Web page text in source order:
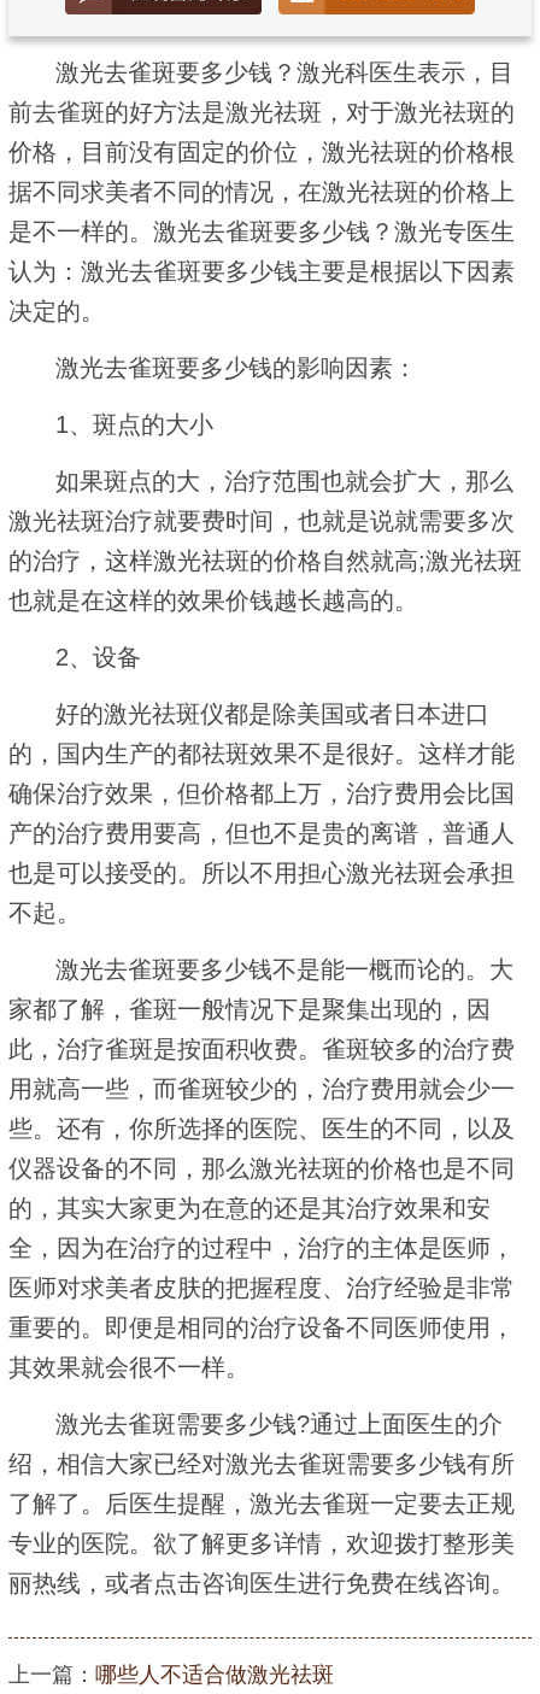
激光去雀斑要多少钱？激光科医生表示，目
前去雀斑的好方法是激光祛斑，对于激光祛斑的
价格，目前没有固定的价位，激光祛斑的价格根
据不同求美者不同的情况，在激光祛斑的价格上
是不一样的。激光去雀斑要多少钱？激光专医生
认为：激光去雀斑要多少钱主要是根据以下因素
决定的。
激光去雀斑要多少钱的影响因素：
1、斑点的大小
如果斑点的大，治疗范围也就会扩大，那么
激光祛斑治疗就要费时间，也就是说就需要多次
的治疗，这样激光祛斑的价格自然就高;激光祛斑
也就是在这样的效果价钱越长越高的。
2、设备
好的激光祛斑仪都是除美国或者日本进口
的，国内生产的都祛斑效果不是很好。这样才能
确保治疗效果，但价格都上万，治疗费用会比国
产的治疗费用要高，但也不是贵的离谱，普通人
也是可以接受的。所以不用担心激光祛斑会承担
不起。
激光去雀斑要多少钱不是能一概而论的。大
家都了解，雀斑一般情况下是聚集出现的，因
此，治疗雀斑是按面积收费。雀斑较多的治疗费
用就高一些，而雀斑较少的，治疗费用就会少一
些。还有，你所选择的医院、医生的不同，以及
仪器设备的不同，那么激光祛斑的价格也是不同
的，其实大家更为在意的还是其治疗效果和安
全，因为在治疗的过程中，治疗的主体是医师，
医师对求美者皮肤的把握程度、治疗经验是非常
重要的。即便是相同的治疗设备不同医师使用，
其效果就会很不一样。
激光去雀斑需要多少钱?通过上面医生的介
绍，相信大家已经对激光去雀斑需要多少钱有所
了解了。后医生提醒，激光去雀斑一定要去正规
专业的医院。欲了解更多详情，欢迎拨打整形美
丽热线，或者点击咨询医生进行免费在线咨询。
上一篇： 哪些人不适合做激光祛斑